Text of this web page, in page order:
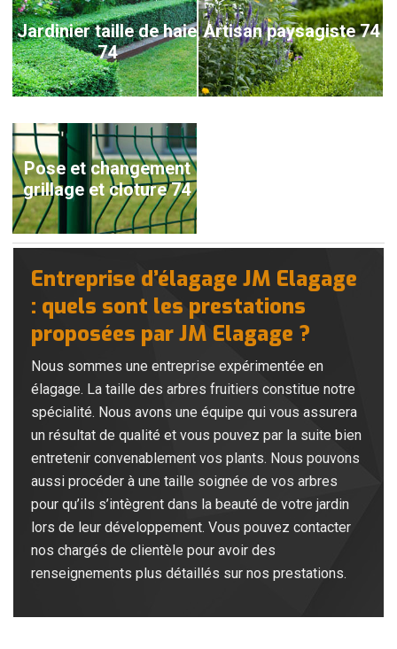
Jardinier taille de haie
74
Artisan paysagiste 74
Pose et changement
grillage et cloture 74
Entreprise d’élagage JM Elagage
: quels sont les prestations
proposées par JM Elagage ?
Nous sommes une entreprise expérimentée en
élagage. La taille des arbres fruitiers constitue notre
spécialité. Nous avons une équipe qui vous assurera
un résultat de qualité et vous pouvez par la suite bien
entretenir convenablement vos plants. Nous pouvons
aussi procéder à une taille soignée de vos arbres
pour qu’ils s’intègrent dans la beauté de votre jardin
lors de leur développement. Vous pouvez contacter
nos chargés de clientèle pour avoir des
renseignements plus détaillés sur nos prestations.